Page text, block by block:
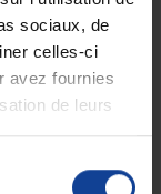
sociaux, de
celles-ci
avez fournies
de leurs
urinaires, les